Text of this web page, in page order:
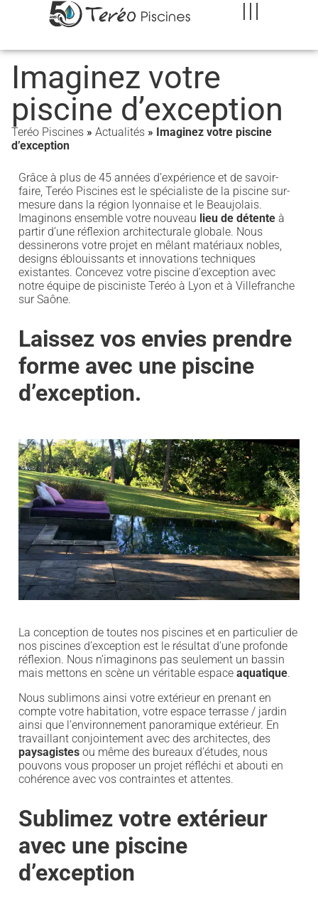
Imaginez votre
piscine d’exception
Teréo Piscines » Actualités » Imaginez votre piscine
d’exception
Grâce à plus de 45 années d’expérience et de savoir-
faire, Teréo Piscines est le spécialiste de la piscine sur-
mesure dans la région lyonnaise et le Beaujolais.
Imaginons ensemble votre nouveau lieu de détente à
partir d’une réflexion architecturale globale. Nous
dessinerons votre projet en mêlant matériaux nobles,
designs éblouissants et innovations techniques
existantes. Concevez votre piscine d’exception avec
notre équipe de pisciniste Teréo à Lyon et à Villefranche
sur Saône.
Laissez vos envies prendre
forme avec une piscine
d’exception.
La conception de toutes nos piscines et en particulier de
nos piscines d’exception est le résultat d’une profonde
réflexion. Nous n’imaginons pas seulement un bassin
mais mettons en scène un véritable espace aquatique.
Nous sublimons ainsi votre extérieur en prenant en
compte votre habitation, votre espace terrasse / jardin
ainsi que l’environnement panoramique extérieur. En
travaillant conjointement avec des architectes, des
paysagistes ou même des bureaux d’études, nous
pouvons vous proposer un projet réfléchi et abouti en
cohérence avec vos contraintes et attentes.
Sublimez votre extérieur
avec une piscine
d’exception